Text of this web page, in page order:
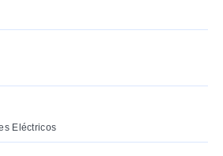
Eléctricos